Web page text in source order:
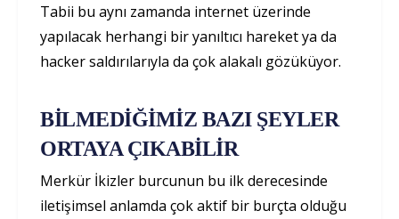
Tabii bu aynı zamanda internet üzerinde
yapılacak herhangi bir yanıltıcı hareket ya da
hacker saldırılarıyla da çok alakalı gözüküyor.
BİLMEDİĞİMİZ BAZI ŞEYLER
ORTAYA ÇIKABİLİR
Merkür İkizler burcunun bu ilk derecesinde
iletişimsel anlamda çok aktif bir burçta olduğu